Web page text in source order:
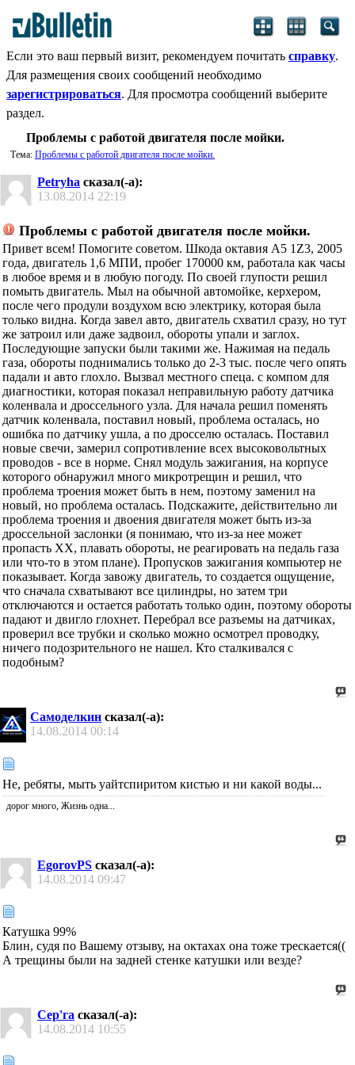
Если это ваш первый визит, рекомендуем почитать справку.
Для размещения своих сообщений необходимо
зарегистрироваться. Для просмотра сообщений выберите
раздел.
Проблемы с работой двигателя после мойки.
Тема: Проблемы с работой двигателя после мойки.
Petryha сказал(-а):
13.08.2014 22:19
Проблемы с работой двигателя после мойки.
Привет всем! Помогите советом. Шкода октавия А5 1Z3, 2005
года, двигатель 1,6 МПИ, пробег 170000 км, работала как часы
в любое время и в любую погоду. По своей глупости решил
помыть двигатель. Мыл на обычной автомойке, керхером,
после чего продули воздухом всю электрику, которая была
только видна. Когда завел авто, двигатель схватил сразу, но тут
же затроил или даже задвоил, обороты упали и заглох.
Последующие запуски были такими же. Нажимая на педаль
газа, обороты поднимались только до 2-3 тыс. после чего опять
падали и авто глохло. Вызвал местного спеца. с компом для
диагностики, которая показал неправильную работу датчика
коленвала и дроссельного узла. Для начала решил поменять
датчик коленвала, поставил новый, проблема осталась, но
ошибка по датчику ушла, а по дросселю осталась. Поставил
новые свечи, замерил сопротивление всех высоковольтных
проводов - все в норме. Снял модуль зажигания, на корпусе
которого обнаружил много микротрещин и решил, что
проблема троения может быть в нем, поэтому заменил на
новый, но проблема осталась. Подскажите, действительно ли
проблема троения и двоения двигателя может быть из-за
дроссельной заслонки (я понимаю, что из-за нее может
пропасть ХХ, плавать обороты, не реагировать на педаль газа
или что-то в этом плане). Пропусков зажигания компьютер не
показывает. Когда завожу двигатель, то создается ощущение,
что сначала схватывают все цилиндры, но затем три
отключаются и остается работать только один, поэтому обороты
падают и двигло глохнет. Перебрал все разъемы на датчиках,
проверил все трубки и сколько можно осмотрел проводку,
ничего подозрительного не нашел. Кто сталкивался с
подобным?
Самоделкин сказал(-а):
14.08.201400:14
Не, ребяты, мыть уайтспиритом кистью и ни какой воды...
дорог много, Жизнь одна...
EgorovPS сказал(-а):
14.08.2014 09:47
Катушка 99%
Блин, судя по Вашему отзыву, на октахах она тоже трескается((
А трещины были на задней стенке катушки или везде?
Сер'га сказал(-а):
14.08.2014 10:55